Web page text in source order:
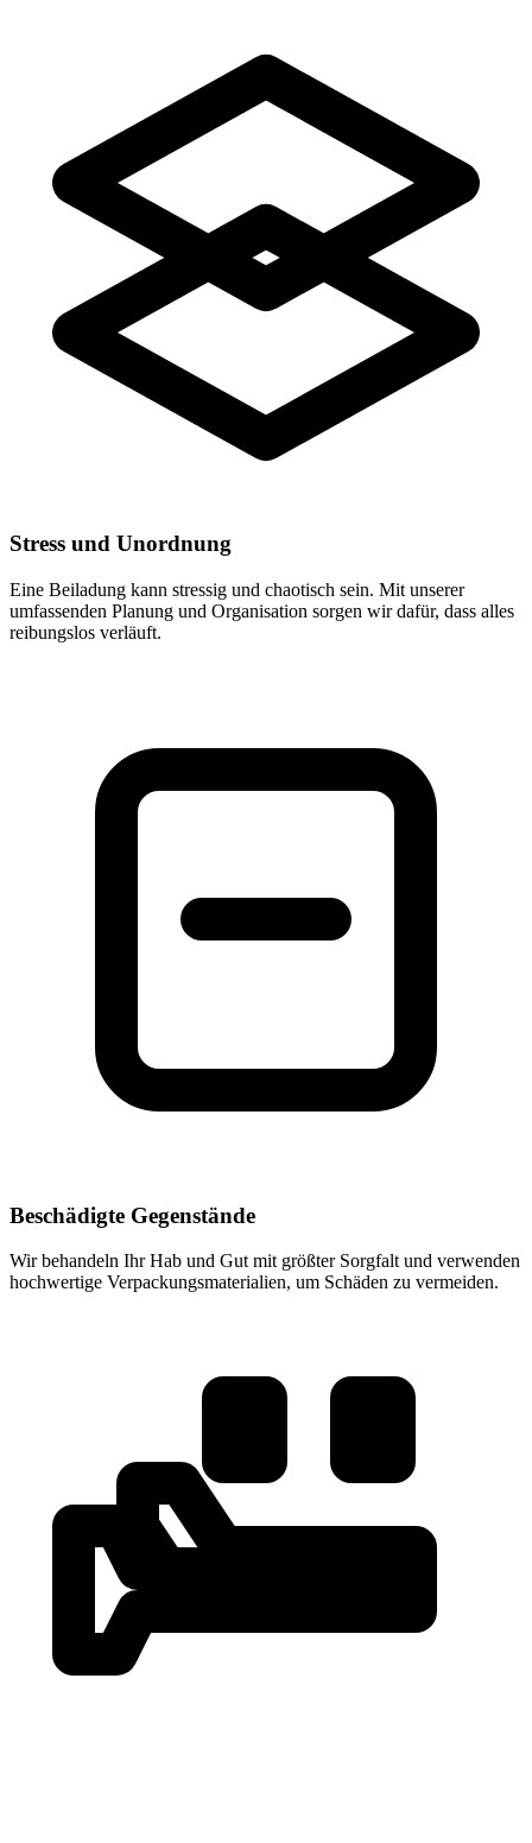
Stress und Unordnung
Eine Beiladung kann stressig und chaotisch sein. Mit unserer
umfassenden Planung und Organisation sorgen wir dafür, dass alles
reibungslos verläuft.
Beschädigte Gegenstände
Wir behandeln Ihr Hab und Gut mit größter Sorgfalt und verwenden
hochwertige Verpackungsmaterialien, um Schäden zu vermeiden.